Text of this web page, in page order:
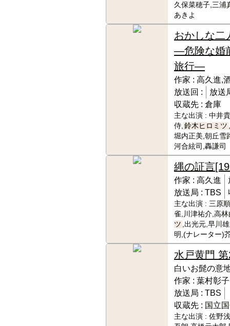
久保菜穂子,三浦
あきよ
おかしな二
―危険な婚
旅行―
作家 : 高久進,
放送回 :
放送
収蔵先 : 倉庫
主な出演 : 中井
侍, 鈴木ヒロミツ
堀内正美,朝丘雪
河合絃司,轟謙司
縄の証言
作家 : 高久進
放送局 : TBS
主な出演 : 三原
雀,川津祐介,高
ツ ,出光元,早川
明,(ナレーター)
水戸黄門
白いお髭の意
作家 : 葉村彰子
放送局 : TBS
収蔵先 : 国立
主な出演 : 佐野